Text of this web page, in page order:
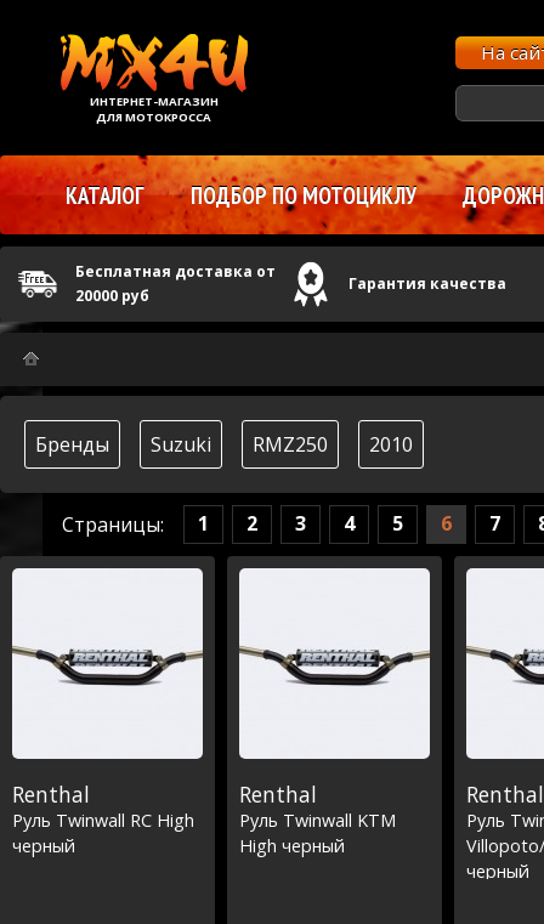
Бренды Suzuki RMZ250 2010
Страницы: 1 2 3 4 5 6 7
Renthal
Руль Twinwall RC High
черный
Renthal
Руль Twinwall KTM
High черный
Renthal
Руль
черный
ИНТЕРНЕТ-МАГАЗИН
ДЛЯ МОТОКРОССА
На
КАТАЛОГ ПОДБОР ПО МОТОЦИКЛУ
Бесплатная доставка от
20000 руб
Гарантия качества